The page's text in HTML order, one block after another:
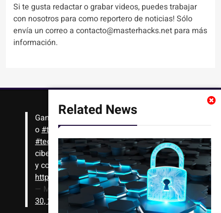
Related News
Si te gusta redactar o grabar videos, puedes trabajar
con nosotros para como reportero de noticias! Sólo
envía un correo a contacto@masterhacks.net para más
información.
Gana #Bitcoinsolo con leer artículos, noticias
o #tutorialesinteresantes de ciencia,
#tecnología,#criptomonedas, seguridad
cibernética y más!! Sólo tienes que registrarte
y comenzar a navegar
https://t.co/1KjkllJEit
— Masterhacks (@Masterhacks_net)August
30, 2020